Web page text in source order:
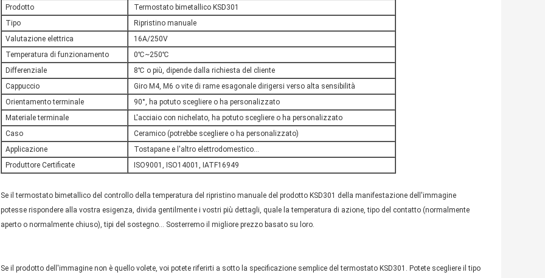
Prodotto
Termostato bimetallico KSD301
Tipo
Ripristino manuale
Valutazione elettrica
16A/250V
Temperatura di funzionamento
0℃~250℃
Differenziale
8℃ o più, dipende dalla richiesta del cliente
Cappuccio
Giro M4, M6 o vite di rame esagonale dirigersi verso alta sensibilità
Orientamento terminale
90°, ha potuto scegliere o ha personalizzato
Materiale terminale
L'acciaio con nichelato, ha potuto scegliere o ha personalizzato
Caso
Ceramico (potrebbe scegliere o ha personalizzato)
Applicazione
Tostapane e l'altro elettrodomestico…
Produttore Certificate
ISO9001, ISO14001, IATF16949
Se il termostato bimetallico del controllo della temperatura del ripristino manuale del prodotto KSD301 della manifestazione dell'immagine
potesse rispondere alla vostra esigenza, divida gentilmente i vostri più dettagli, quale la temperatura di azione, tipo del contatto (normalmente
aperto o normalmente chiuso), tipi del sostegno… Sosterremo il migliore prezzo basato su loro.
Se il prodotto dell'immagine non è quello volete, voi potete riferirti a sotto la specificazione semplice del termostato KSD301. Potete scegliere il tipo